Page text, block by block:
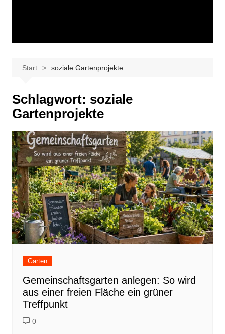
Start soziale Gartenprojekte
Schlagwort: soziale
Gartenprojekte
Garten
Gemeinschaftsgarten anlegen: So wird
aus einer freien Fläche ein grüner
Treffpunkt
0